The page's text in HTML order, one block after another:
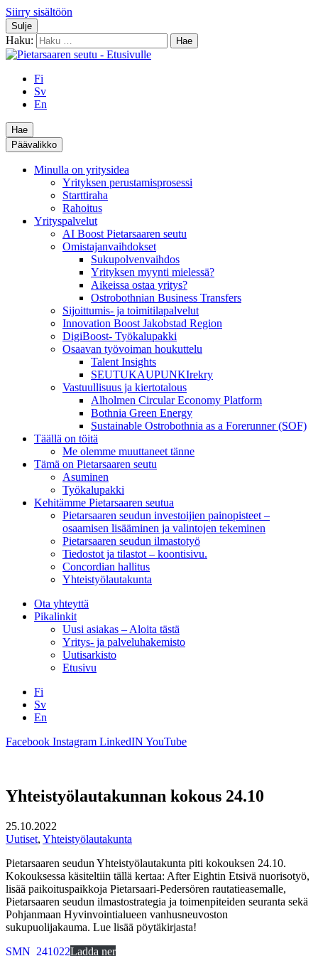
Siirry sisältöön
Sulje
Haku:
Fi
Sv
En
Hae
Päävalikko
Minulla on yritysidea
Yrityksen perustamisprosessi
Starttiraha
Rahoitus
Yrityspalvelut
AI Boost Pietarsaaren seutu
Omistajanvaihdokset
Sukupolvenvaihdos
Yrityksen myynti mielessä?
Aikeissa ostaa yritys?
Ostrobothnian Business Transfers
Sijoittumis- ja toimitilapalvelut
Innovation Boost Jakobstad Region
DigiBoost- Työkalupakki
Osaavan työvoiman houkuttelu
Talent Insights
SEUTUKAUPUNKIrekry
Vastuullisuus ja kiertotalous
Alholmen Circular Economy Platform
Bothnia Green Energy
Sustainable Ostrobothnia as a Forerunner (SOF)
Täällä on töitä
Me olemme muuttaneet tänne
Tämä on Pietarsaaren seutu
Asuminen
Työkalupakki
Kehitämme Pietarsaaren seutua
Pietarsaaren seudun investoijien painopisteet –
osaamisen lisääminen ja valintojen tekeminen
Pietarsaaren seudun ilmastotyö
Tiedostot ja tilastot – koontisivu.
Concordian hallitus
Yhteistyölautakunta
Ota yhteyttä
Pikalinkit
Uusi asiakas – Aloita tästä
Yritys- ja palveluhakemisto
Uutisarkisto
Etusivu
Fi
Sv
En
Facebook Instagram LinkedIN YouTube
Yhteistyölautakunnan kokous 24.10
25.10.2022
Uutiset, Yhteistyölautakunta
Pietarsaaren seudun Yhteistyölautakunta piti kokouksen 24.10.
Kokouksessa käsiteltiin tällä kertaa: After Eightin Etsivä nuorisotyö,
lisää paikoituspaikkoja Pietarsaari-Pedersören rautatieasemalle,
Pietarsaaren seudun ilmastostrategia ja toimenpiteiden seuranta sekä
Pohjanmaan Hyvinvointialueen vanhusneuvoston
sukupuolijakauma. Lue lisää pöytäkirjasta!
SMN_241022Ladda ner